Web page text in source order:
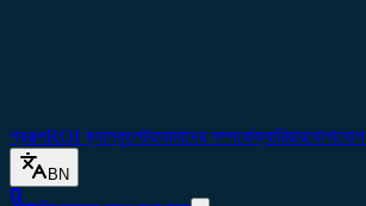
প্রকল্পROI ক্যালকুলেটরআমাদের সম্পর্কেক্যারিয়ারযোগাযোগ
BN